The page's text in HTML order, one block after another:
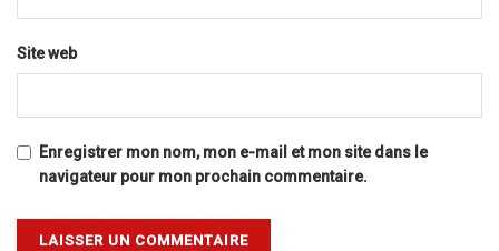
Site web
Enregistrer mon nom, mon e-mail et mon site dans le
navigateur pour mon prochain commentaire.